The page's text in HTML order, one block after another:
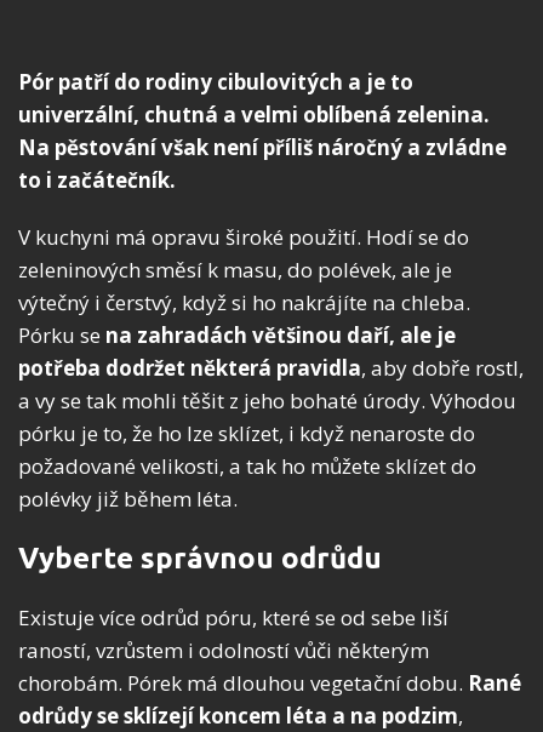
Pór patří do rodiny cibulovitých a je to
univerzální, chutná a velmi oblíbená zelenina.
Na pěstování však není příliš náročný a zvládne
to i začátečník.
V kuchyni má opravu široké použití. Hodí se do
zeleninových směsí k masu, do polévek, ale je
výtečný i čerstvý, když si ho nakrájíte na chleba.
Pórku se na zahradách většinou daří, ale je
potřeba dodržet některá pravidla, aby dobře rostl,
a vy se tak mohli těšit z jeho bohaté úrody. Výhodou
pórku je to, že ho lze sklízet, i když nenaroste do
požadované velikosti, a tak ho můžete sklízet do
polévky již během léta.
Vyberte správnou odrůdu
Existuje více odrůd póru, které se od sebe liší
raností, vzrůstem i odolností vůči některým
chorobám. Pórek má dlouhou vegetační dobu. Rané
odrůdy se sklízejí koncem léta a na podzim,